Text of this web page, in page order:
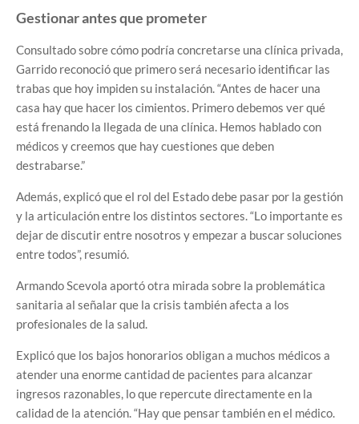
Gestionar antes que prometer
Consultado sobre cómo podría concretarse una clínica privada,
Garrido reconoció que primero será necesario identificar las
trabas que hoy impiden su instalación. “Antes de hacer una
casa hay que hacer los cimientos. Primero debemos ver qué
está frenando la llegada de una clínica. Hemos hablado con
médicos y creemos que hay cuestiones que deben
destrabarse.”
Además, explicó que el rol del Estado debe pasar por la gestión
y la articulación entre los distintos sectores. “Lo importante es
dejar de discutir entre nosotros y empezar a buscar soluciones
entre todos”, resumió.
Armando Scevola aportó otra mirada sobre la problemática
sanitaria al señalar que la crisis también afecta a los
profesionales de la salud.
Explicó que los bajos honorarios obligan a muchos médicos a
atender una enorme cantidad de pacientes para alcanzar
ingresos razonables, lo que repercute directamente en la
calidad de la atención. “Hay que pensar también en el médico.